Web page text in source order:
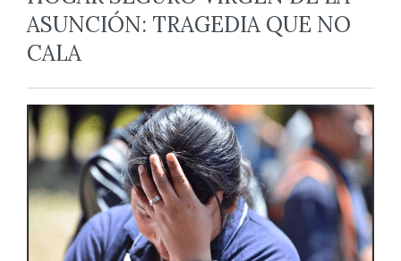
ASUNCIÓN: TRAGEDIA QUE NO
CALA